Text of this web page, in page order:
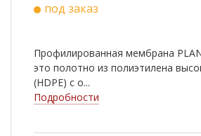
под заказ
Профилированная мембрана
это полотно из полиэтилена
(НDPE) с о...
Подробности